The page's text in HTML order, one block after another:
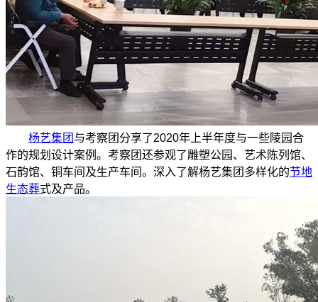
杨艺集团 与考察团分享了2020年上半年度与一些陵园合
作的规划设计案例。考察团还参观了雕塑公园、艺术陈列馆、
石韵馆、铜车间及生产车间。深入了解杨艺集团多样化的节地
生态葬式及产品。